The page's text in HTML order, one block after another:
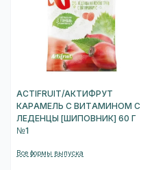
ACTIFRUIT/АКТИФРУТ
КАРАМЕЛЬ С ВИТАМИНОМ С
ЛЕДЕНЦЫ [ШИПОВНИК] 60 Г
№1
Все формы выпуска